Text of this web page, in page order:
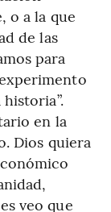
o a la que
de las
para
en la
Dios quiera
veo que